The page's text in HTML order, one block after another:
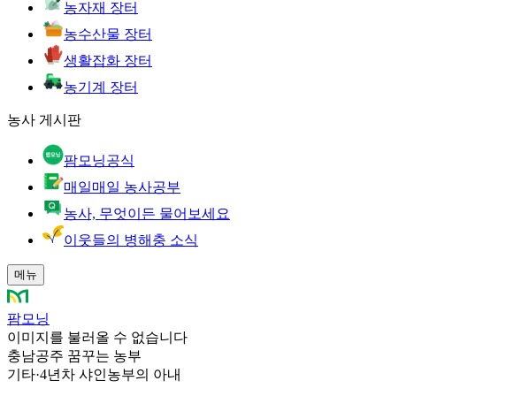
농자재 장터
농수산물 장터
생활잡화 장터
농기계 장터
농사 게시판
팜모닝공식
매일매일 농사공부
농사, 무엇이든 물어보세요
이웃들의 병해충 소식
메뉴
팜모닝
이미지를 불러올 수 없습니다
충남공주 꿈꾸는 농부
기타·4년차 샤인농부의 아내